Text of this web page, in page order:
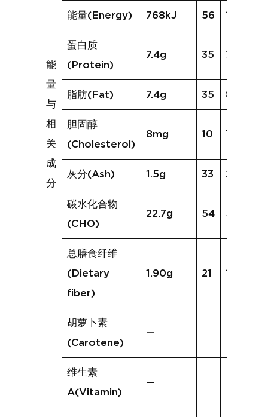
能
量
与
相
关
成
分
能量(Energy) 768kJ 56 1298kJ
蛋白质
(Protein)
7.4g 35 7.7g
脂肪(Fat) 7.4g 35 8.9g
胆固醇
(Cholesterol)
8mg 10 7mg
灰分(Ash) 1.5g 33 2.4g
碳水化合物
(CHO)
22.7g 54 50.0g
总膳食纤维
(Dietary
fiber)
1.90g 21 1.5g
胡萝卜素
(Carotene)
—
维生素
A(Vitamin)
—